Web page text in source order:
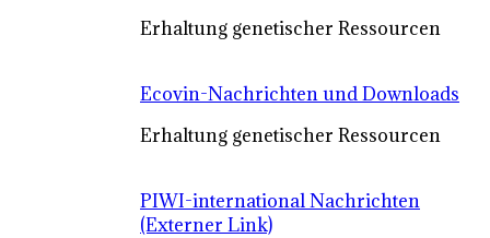
Erhaltung genetischer Ressourcen
Ecovin-Nachrichten und Downloads
Erhaltung genetischer Ressourcen
PIWI-international Nachrichten
(Externer Link)